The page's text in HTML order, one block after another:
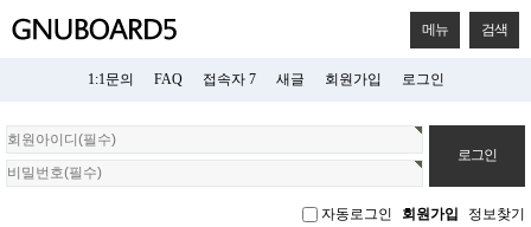
메뉴 검색
1:1문의 FAQ 접속자 7 새글 회원가입 로그인
회
원
로
자동로그인 회원가입 정보찾기